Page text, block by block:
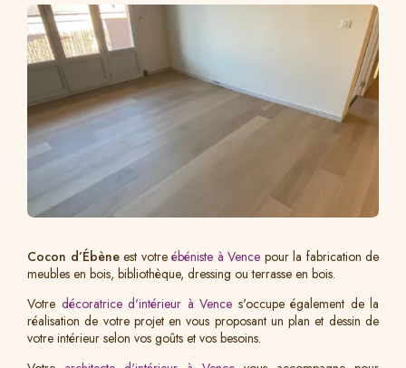
Cocon d’Ébène est votre ébéniste à Vence pour la fabrication de
meubles en bois, bibliothèque, dressing ou terrasse en bois.
Votre décoratrice d'intérieur à Vence s'occupe également de la
réalisation de votre projet en vous proposant un plan et dessin de
votre intérieur selon vos goûts et vos besoins.